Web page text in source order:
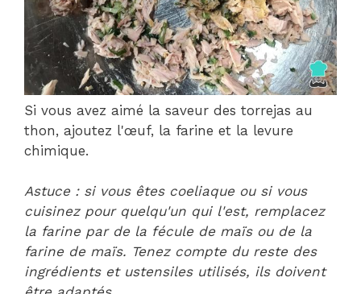
Si vous avez aimé la saveur des torrejas au
thon, ajoutez l'œuf, la farine et la levure
chimique.
Astuce : si vous êtes coeliaque ou si vous
cuisinez pour quelqu'un qui l'est, remplacez
la farine par de la fécule de maïs ou de la
farine de maïs. Tenez compte du reste des
ingrédients et ustensiles utilisés, ils doivent